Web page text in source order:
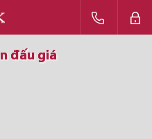
đấu giá
đấu giá
đấu giá